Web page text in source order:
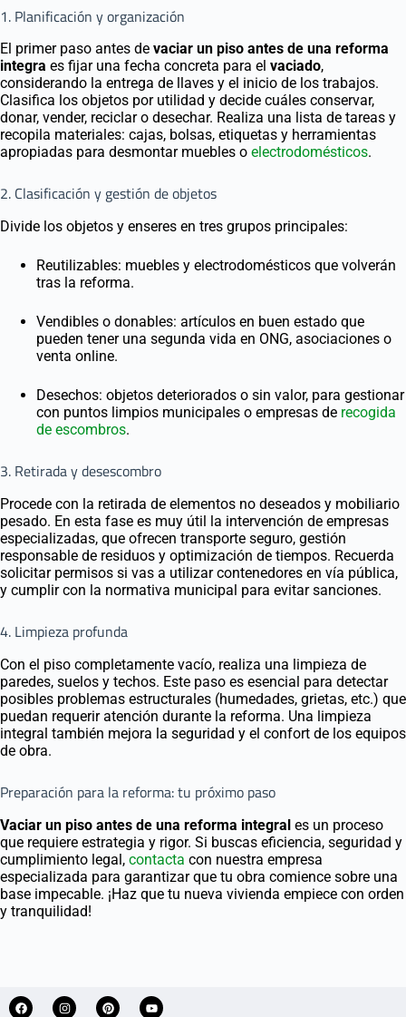
1. Planificación y organización
El primer paso antes de vaciar un piso antes de una reforma
integra es fijar una fecha concreta para el vaciado,
considerando la entrega de llaves y el inicio de los trabajos.
Clasifica los objetos por utilidad y decide cuáles conservar,
donar, vender, reciclar o desechar. Realiza una lista de tareas y
recopila materiales: cajas, bolsas, etiquetas y herramientas
apropiadas para desmontar muebles o electrodomésticos.
2. Clasificación y gestión de objetos
Divide los objetos y enseres en tres grupos principales:
Reutilizables: muebles y electrodomésticos que volverán
tras la reforma.
Vendibles o donables: artículos en buen estado que
pueden tener una segunda vida en ONG, asociaciones o
venta online.
Desechos: objetos deteriorados o sin valor, para gestionar
con puntos limpios municipales o empresas de recogida
de escombros.
3. Retirada y desescombro
Procede con la retirada de elementos no deseados y mobiliario
pesado. En esta fase es muy útil la intervención de empresas
especializadas, que ofrecen transporte seguro, gestión
responsable de residuos y optimización de tiempos. Recuerda
solicitar permisos si vas a utilizar contenedores en vía pública,
y cumplir con la normativa municipal para evitar sanciones.
4. Limpieza profunda
Con el piso completamente vacío, realiza una limpieza de
paredes, suelos y techos. Este paso es esencial para detectar
posibles problemas estructurales (humedades, grietas, etc.) que
puedan requerir atención durante la reforma. Una limpieza
integral también mejora la seguridad y el confort de los equipos
de obra.
Preparación para la reforma: tu próximo paso
Vaciar un piso antes de una reforma integral es un proceso
que requiere estrategia y rigor. Si buscas eficiencia, seguridad y
cumplimiento legal, contacta con nuestra empresa
especializada para garantizar que tu obra comience sobre una
base impecable. ¡Haz que tu nueva vivienda empiece con orden
y tranquilidad!